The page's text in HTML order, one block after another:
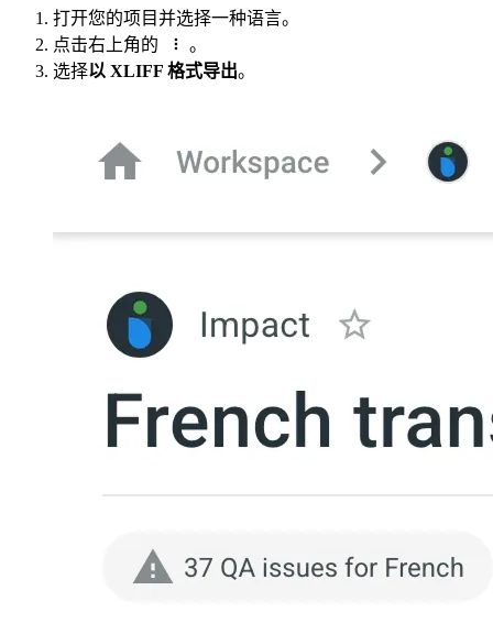
打开您的项目并选择一种语言。
点击右上角的
。
选择以 XLIFF 格式导出。